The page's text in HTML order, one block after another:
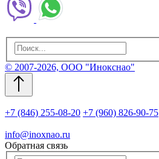
© 2007-2026, ООО "Инокснао"
+7 (846) 255-08-20 +7 (960) 826-90-75
info@inoxnao.ru
Обратная связь